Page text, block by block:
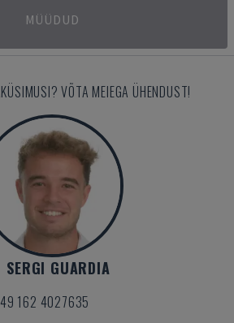
MÜÜDUD
VÕTA MEIEGA ÜHENDUST!
SERGI GUARDIA
162 4027635